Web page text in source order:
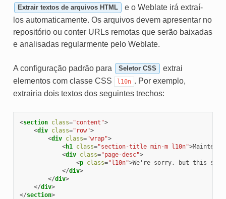
Extrair textos de arquivos HTML
e o Weblate irá extraí-
los automaticamente. Os arquivos devem apresentar no
repositório ou conter URLs remotas que serão baixadas
e analisadas regularmente pelo Weblate.
A configuração padrão para Seletor CSS
extrai
elementos com classe CSS
l10n . Por exemplo,
extrairia dois textos dos seguintes trechos:
<section class="content">
<div class="row">
<div class="wrap">
<h1 class="section-title min-m l10n">
<div class="page-desc">
<p class="l10n">We're sorry, but this site
</div>
</div>
</div>
</section>